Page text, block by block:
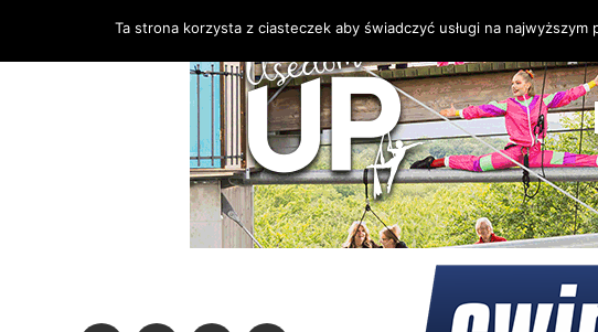
Ta strona korzysta z ciasteczek aby świadczyć usługi na